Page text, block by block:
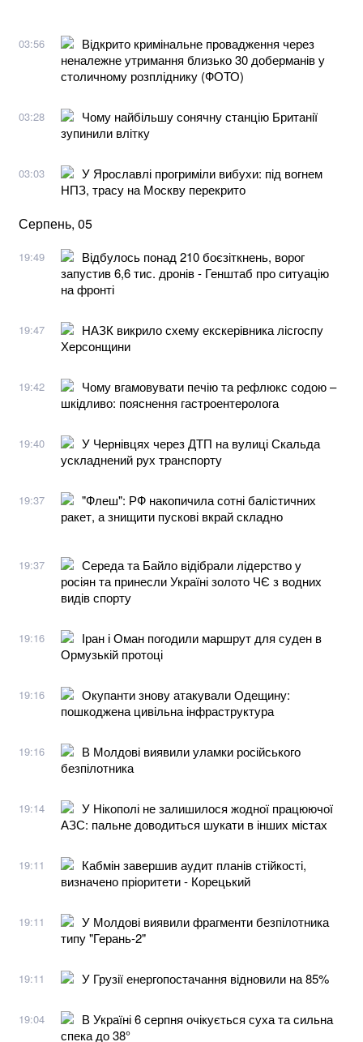
03:56
Відкрито кримінальне провадження через
неналежне утримання близько 30 доберманів у
столичному розпліднику (ФОТО)
03:28
Чому найбільшу сонячну станцію Британії
зупинили влітку
03:03
У Ярославлі прогриміли вибухи: під вогнем
НПЗ, трасу на Москву перекрито
Серпень, 05
19:49
Відбулось понад 210 боєзіткнень, ворог
запустив 6,6 тис. дронів - Генштаб про ситуацію
на фронті
19:47
НАЗК викрило схему екскерівника лісгоспу
Херсонщини
19:42
Чому вгамовувати печію та рефлюкс содою –
шкідливо: пояснення гастроентеролога
19:40
У Чернівцях через ДТП на вулиці Скальда
ускладнений рух транспорту
19:37
"Флеш": РФ накопичила сотні балістичних
ракет, а знищити пускові вкрай складно
19:37
Середа та Байло відібрали лідерство у
росіян та принесли Україні золото ЧЄ з водних
видів спорту
19:16
Іран і Оман погодили маршрут для суден в
Ормузькій протоці
19:16
Окупанти знову атакували Одещину:
пошкоджена цивільна інфраструктура
19:16
В Молдові виявили уламки російського
безпілотника
19:14
У Нікополі не залишилося жодної працюючої
АЗС: пальне доводиться шукати в інших містах
19:11
Кабмін завершив аудит планів стійкості,
визначено пріоритети - Корецький
19:11
У Молдові виявили фрагменти безпілотника
типу "Герань-2"
19:11 У Грузії енергопостачання відновили на 85%
19:04
В Україні 6 серпня очікується суха та сильна
спека до 38°